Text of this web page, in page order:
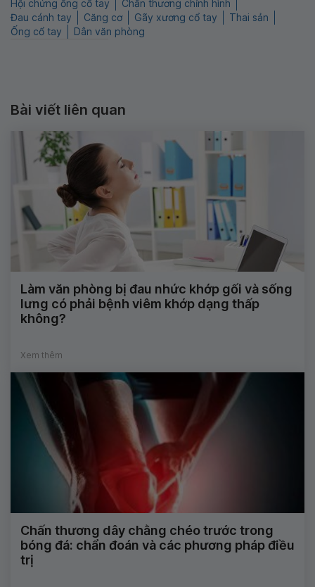
Hội chứng ống cổ tay
Chấn thương chỉnh hình
Đau cánh tay
Căng cơ Gãy xương cổ tay
Thai sản
Ống cổ tay
Dân văn phòng
Bài viết liên quan
Làm văn phòng bị đau nhức khớp gối và sống
lưng có phải bệnh viêm khớp dạng thấp
không?
Xem thêm
Chấn thương dây chằng chéo trước trong
bóng đá: chẩn đoán và các phương pháp điều
trị